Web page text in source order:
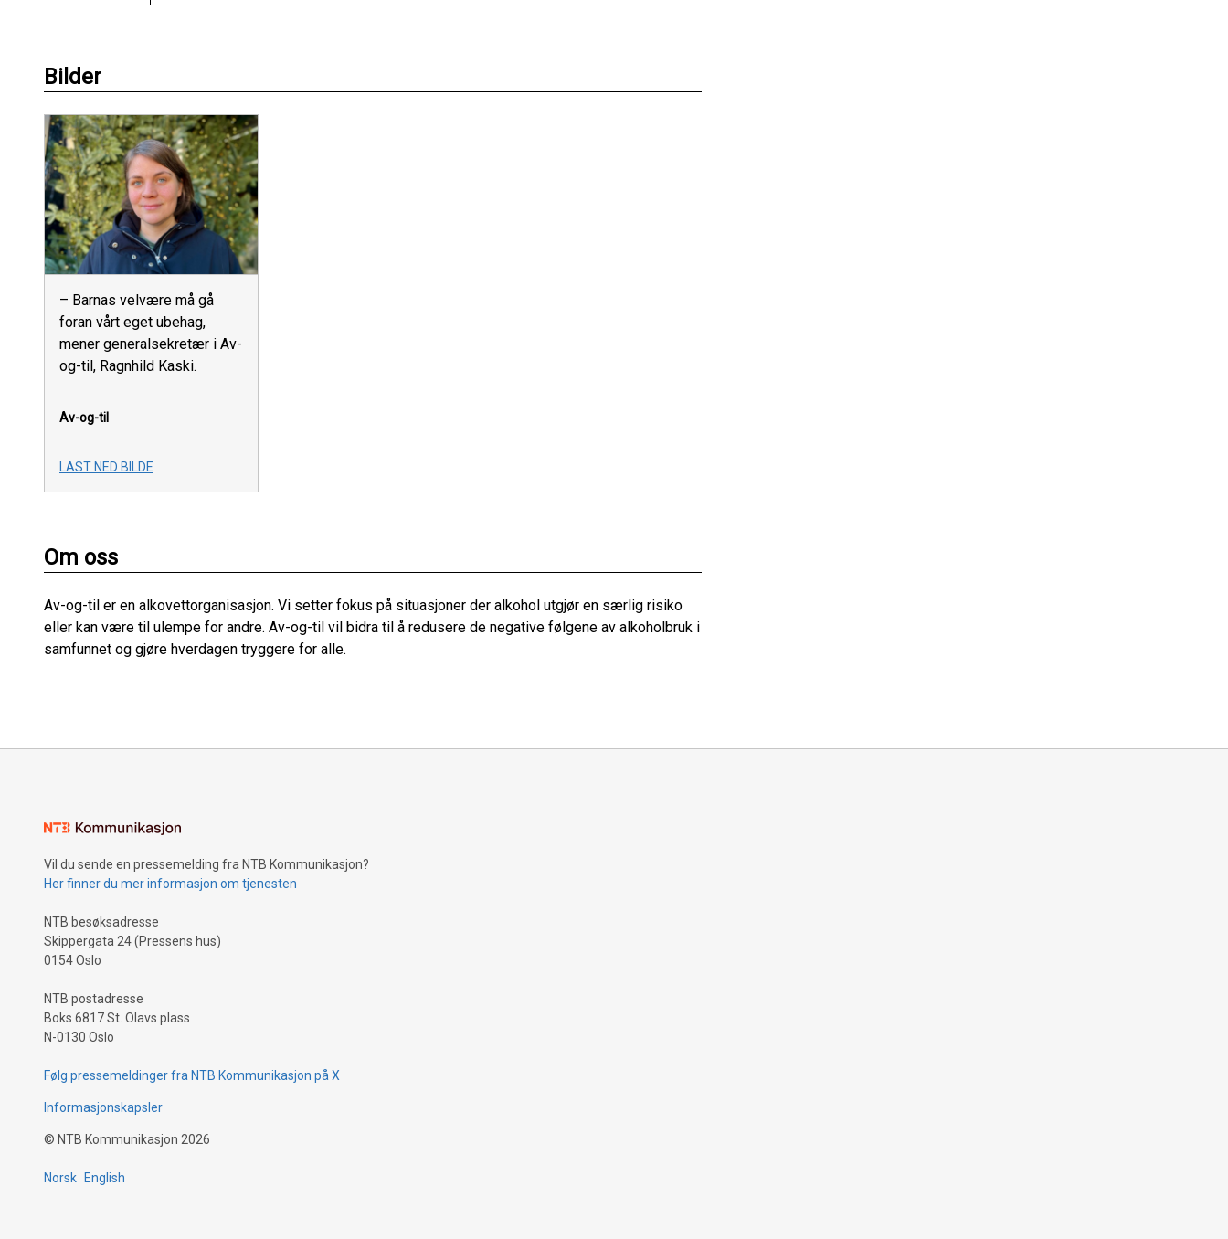
Bilder
– Barnas velvære må gå
foran vårt eget ubehag,
mener generalsekretær i Av-
og-til, Ragnhild Kaski.
Av-og-til
LAST NED BILDE
Om oss
Av-og-til er en alkovettorganisasjon. Vi setter fokus på situasjoner der alkohol utgjør en særlig risiko
eller kan være til ulempe for andre. Av-og-til vil bidra til å redusere de negative følgene av alkoholbruk i
samfunnet og gjøre hverdagen tryggere for alle.
Vil du sende en pressemelding fra NTB Kommunikasjon?
Her finner du mer informasjon om tjenesten
NTB besøksadresse
Skippergata 24 (Pressens hus)
0154 Oslo
NTB postadresse
Boks 6817 St. Olavs plass
N-0130 Oslo
Følg pressemeldinger fra NTB Kommunikasjon på X
Informasjonskapsler
© NTB Kommunikasjon 2026
Norsk English